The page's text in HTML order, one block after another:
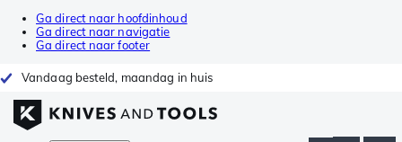
Ga direct naar hoofdinhoud
Ga direct naar navigatie
Ga direct naar footer
Vandaag besteld, maandag in huis